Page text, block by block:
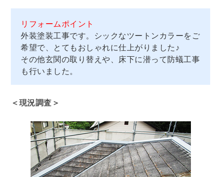
リフォームポイント
外装塗装工事です。シックなツートンカラーをご
希望で、とてもおしゃれに仕上がりました♪
その他玄関の取り替えや、床下に潜って防蟻工事
も行いました。
＜現況調査＞